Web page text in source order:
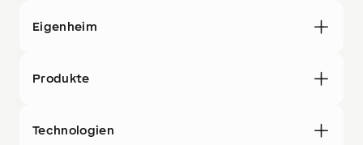
Eigenheim
Produkte
Technologien